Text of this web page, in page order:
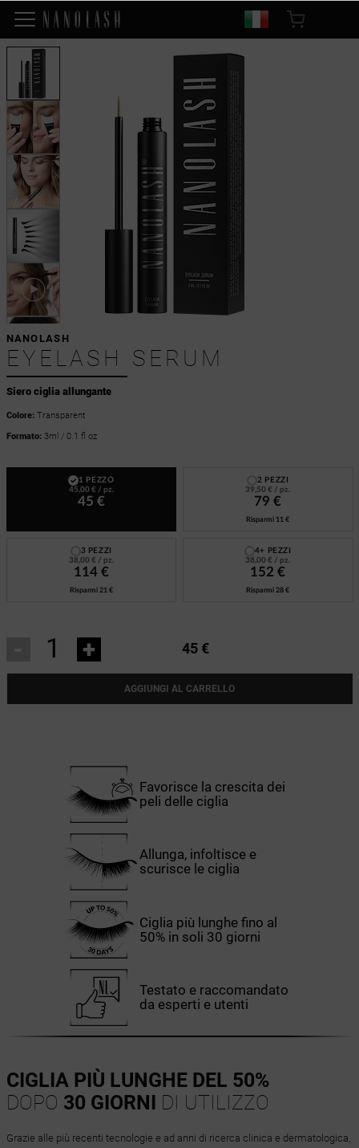
Siero ciglia allungante
NANOLASH
EYELASH SERUM
Colore: Transparent
Formato: 3ml / 0.1 fl oz
1 PEZZO
45,00 € / pz.
45 €
2 PEZZI
39,50 € / pz.
79 €
Risparmi 11 €
3 PEZZI
38,00 € / pz.
114 €
Risparmi 21 €
4+ PEZZI
38,00 € / pz.
152 €
Risparmi 28 €
+ 45 €
AGGIUNGI AL CARRELLO
Favorisce la crescita dei
peli delle ciglia
Allunga, infoltisce e
scurisce le ciglia
Ciglia più lunghe fino al
50% in soli 30 giorni
Testato e raccomandato
da esperti e utenti
CIGLIA PIÙ LUNGHE DEL 50%
DOPO 30 GIORNI DI UTILIZZO
Grazie alle più recenti tecnologie e ad anni di ricerca clinica e dermatologica,